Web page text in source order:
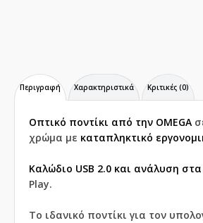
Περιγραφή Χαρακτηριστικά Κριτικές (0)
Οπτικό ποντίκι από την OMEGA
χρώμα με καταπληκτικό
Καλώδιο USB 2.0 και ανάλυση
Play.
Το ιδανικό ποντίκι για τον